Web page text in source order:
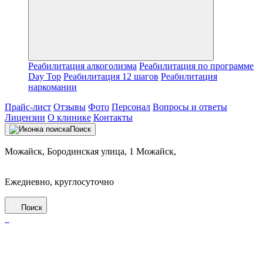
Реабилитация алкоголизма Реабилитация по программе
Day Top Реабилитация 12 шагов Реабилитация
наркомании
Прайс-лист Отзывы Фото Персонал Вопросы и ответы
Лицензии О клинике Контакты
Поиск
Можайск, Бородинская улица, 1 Можайск,
Ежедневно, круглосуточно
Поиск